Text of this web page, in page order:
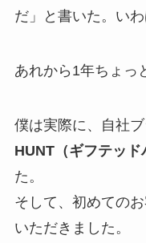
だ」と書いた。い
あれから1年ちょっ
僕は実際に、自社
HUNT（ギフテッド
た。
そして、初めての
いただきました。